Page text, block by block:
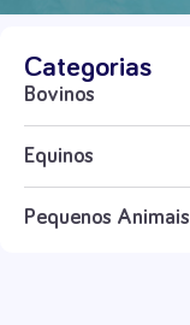
Categorias
Bovinos
Equinos
Pequenos Animais